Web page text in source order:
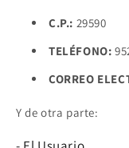
C.P.: 29590
TELÉFONO:
CORREO
Y de otra parte: